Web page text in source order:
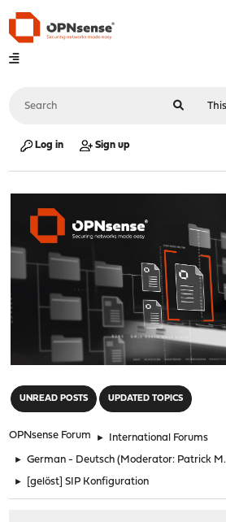
Log in Sign up
UNREAD POSTS UPDATED TOPICS
OPNsense Forum ► International Forums
► German - Deutsch (Moderator: Patrick
► [gelöst] SIP Konfiguration